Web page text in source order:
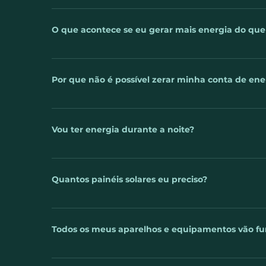
A luz do sol é captada pelos painéis fotovoltaicos.
sua rede elétrica, assim você poderá usa-lá desde
O que acontece se eu gerar mais energia do
Uma das perguntas mais frequentes sobre a
mês, essa energia que sobrar é perdida? A
Por que não é possível zerar minha conta de
Você já sabe que um sistema de geração de
Mas será que é possível zerar completamente a
supra seu consumo, até mesmo gere crédito junto
Vou ter energia durante a noite?
A energia solar gerada é utilizada na hora em que
armazenada, gerando descontos na sua conta
Quantos painéis solares eu preciso?
O cálculo é feito com base na sua fatura de
sistema solar, o seu consumo de energia
Todos os meus aparelhos e equipamentos vão
Sim. Qualquer eletroeletrônico funciona